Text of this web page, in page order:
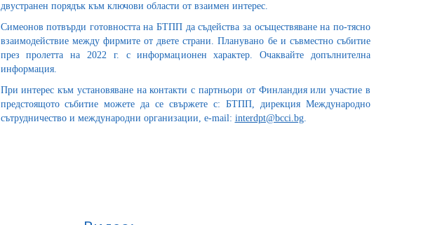
двустранен порядък към ключови области от взаимен интерес.
Симеонов потвърди готовността на БТПП да съдейства за осъществяване на по-тясно
взаимодействие между фирмите от двете страни. Планувано бе и съвместно събитие
през пролетта на 2022 г. с информационен характер. Очаквайте допълнителна
информация.
При интерес към установяване на контакти с партньори от Финландия или участие в
предстоящото събитие можете да се свържете с: БТПП, дирекция Международно
сътрудничество и международни организации, e-mail: interdpt@bcci.bg.